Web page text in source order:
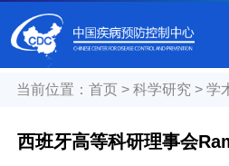
当前位置： 首页> 科学研究 > 学
西班牙高等科研理事会